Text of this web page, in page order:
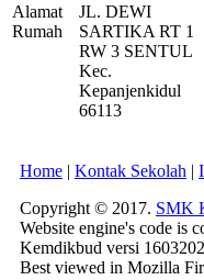
Alamat
Rumah
JL. DEWI
SARTIKA RT 1
RW 3 SENTUL
Kec.
Kepanjenkidul
66113
Home | Kontak Sekolah |
Copyright © 2017. SMK
Website engine's code is
Kemdikbud versi
Best viewed in Mozilla